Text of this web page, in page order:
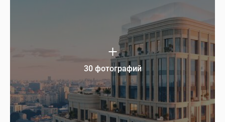
30 фотографий